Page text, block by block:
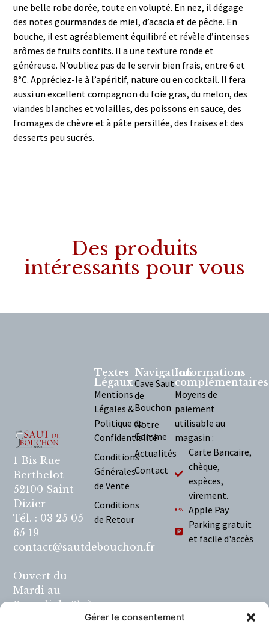
Gérer le consentement
une belle robe dorée, toute en volupté. En nez, il dégage
des notes gourmandes de miel, d’acacia et de pêche. En
bouche, il est agréablement équilibré et révèle d’intenses
arômes de fruits confits. Il a une texture ronde et
généreuse. N’oubliez pas de le servir bien frais, entre 6 et
8°C. Appréciez-le à l’apéritif, nature ou en cocktail. Il fera
aussi un excellent compagnon du foie gras, du melon, des
viandes blanches et volailles, des poissons en sauce, des
fromages de chèvre et à pâte persillée, des fraises et des
desserts peu sucrés.
Des produits
intéressants pour vous
1 Bis Rue
Berthelot
52100 Saint-
Dizier
Tél. : 03 25 05
65 19
contact@sautdebouchon.fr
Ouvert du
Mardi au
Samedi de 9h à
12h et de 14h à
Navigation
Cave Saut
de
Bouchon
Notre
Gamme
Actualités
Contact
Textes
Légaux
Mentions
Légales &
Politique de
Confidentialité
Conditions
Générales
de Vente
Conditions
de Retour
Informations
complémentaires
Moyens de
paiement
utilisable au
magasin :
Carte Bancaire,
chèque,
espèces,
virement.
Apple Pay
Parking gratuit
et facile d'accès